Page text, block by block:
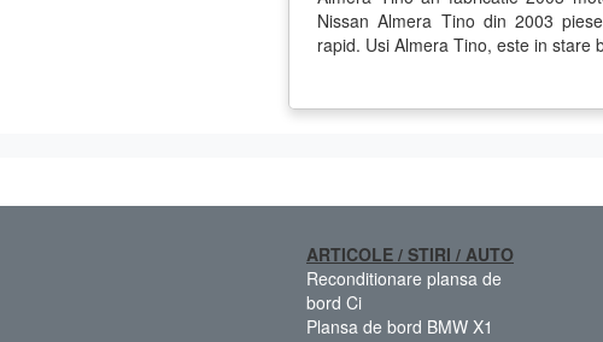
Nissan Almera Tino din 2003
rapid. Usi Almera Tino, este in stare
ARTICOLE / STIRI / AUTO
Reconditionare plansa de
bord Ci
Plansa de bord BMW X1